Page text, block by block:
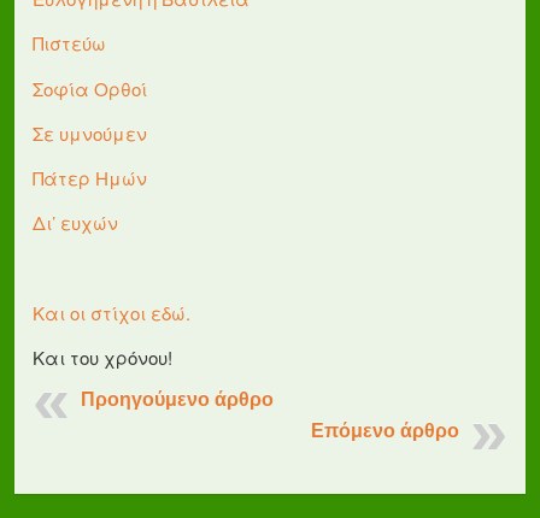
Πιστεύω
Σοφία Ορθοί
Σε υμνούμεν
Πάτερ Ημών
Δι’ ευχών
Και οι στίχοι εδώ.
Και του χρόνου!
Προηγούμενο άρθρο
Επόμενο άρθρο